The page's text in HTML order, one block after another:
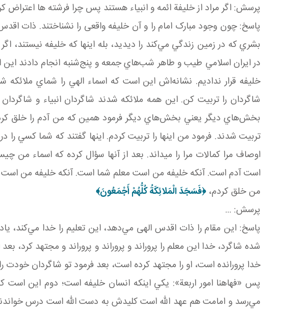
پرسش: اگر مراد از خليفة ائمه و انبياء هستند پس چرا فرشته ­ها اعتراض
پاسخ: چون وجود مبارک امام را و آن خليفه واقعی را نشناختند. ذات
بشري که در زمين زندگي مي‌کند را ديديد، بله اينها که خليفه نيستند،
در ايران اسلامي طيب و طاهر شب‌هاي جمعه و پنج‌شنبه انجام دادند
خليفه قرار نداديم. نشانه‌اش اين است که اسماء الهي را شماي
شاگردان را تربيت کن. اين همه ملائکه شدند شاگردان انبياء و
بخش‌هاي ديگر يعني بخش‌هاي ديگر فرمود همين که من آدم را خلق کردم
تربيت شدند. فرمود من اينها را تربيت کردم. اينها گفتند که شما کسي
اوصاف مرا کمالات مرا را می­داند. بعد از آنها سؤال کرده که اسماء
است آدم است. آنکه خليفه من است معلم شما است. آنکه خليفه من است
من خلق کردم،﴿فَسَجَدَ الْمَلائِكَةُ كُلُّهُمْ أَجْمَعُونَ﴾
پرسش: ...
پاسخ: اين مقام را ذات اقدس الهی مي‌دهد، اين تعليم را خدا مي‌کند،
شده شاگرد، خدا اين معلم را پروراند و پروراند و پروراند و مجتهد کرد،
خدا پرورانده است، او را مجتهد کرده است، بعد فرمود تو شاگردان
پس «فهاهنا امور اربعة»: يکي اينکه انسان خليفه است؛ دوم اين
مي‌رسد و امامت هم عهد الله است کليدش به دست الله است درس